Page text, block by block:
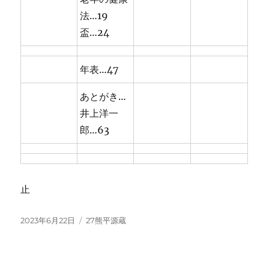
法…19
盃…24
年表…47
あとがき…
井上洋一
郎…63
止
投
2023年6月22日
カ
27熊平源蔵